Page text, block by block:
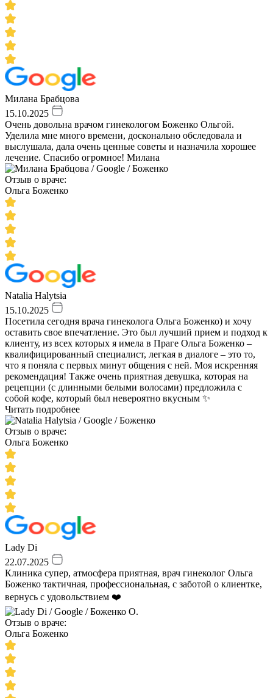
Милана Брабцова
15.10.2025
Очень довольна врачом гинекологом Боженко Ольгой.
Уделила мне много времени, досконально обследовала и
выслушала, дала очень ценные советы и назначила хорошее
лечение. Спасибо огромное! Милана
Отзыв о враче:
Ольга Боженко
Natalia Halytsia
15.10.2025
Посетила сегодня врача гинеколога Ольга Боженко) и хочу
оставить свое впечатление. Это был лучший прием и подход к
клиенту, из всех которых я имела в Праге Ольга Боженко –
квалифицированный специалист, легкая в диалоге – это то,
что я поняла с первых минут общения с ней. Моя искренняя
рекомендация! Также очень приятная девушка, которая на
рецепции (с длинными белыми волосами) предложила с
собой кофе, который был невероятно вкусным ✨
Читать подробнее
Отзыв о враче:
Ольга Боженко
Lady Di
22.07.2025
Клиника супер, атмосфера приятная, врач гинеколог Ольга
Боженко тактичная, профессиональная, с заботой о клиентке,
вернусь с удовольствием ❤️
Отзыв о враче:
Ольга Боженко